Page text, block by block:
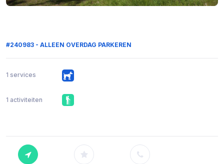
#240983 - ALLEEN OVERDAG PARKEREN
1 services
1 activiteiten